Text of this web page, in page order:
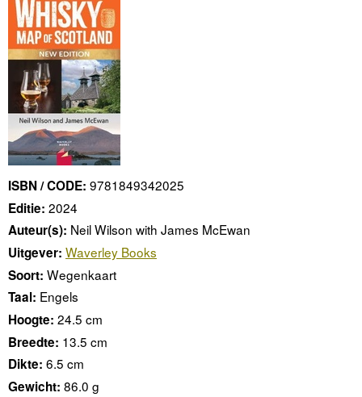
ISBN / CODE: 9781849342025
Editie: 2024
Auteur(s): Neil Wilson with James McEwan
Uitgever: Waverley Books
Soort: Wegenkaart
Taal: Engels
Hoogte: 24.5 cm
Breedte: 13.5 cm
Dikte: 6.5 cm
Gewicht: 86.0 g